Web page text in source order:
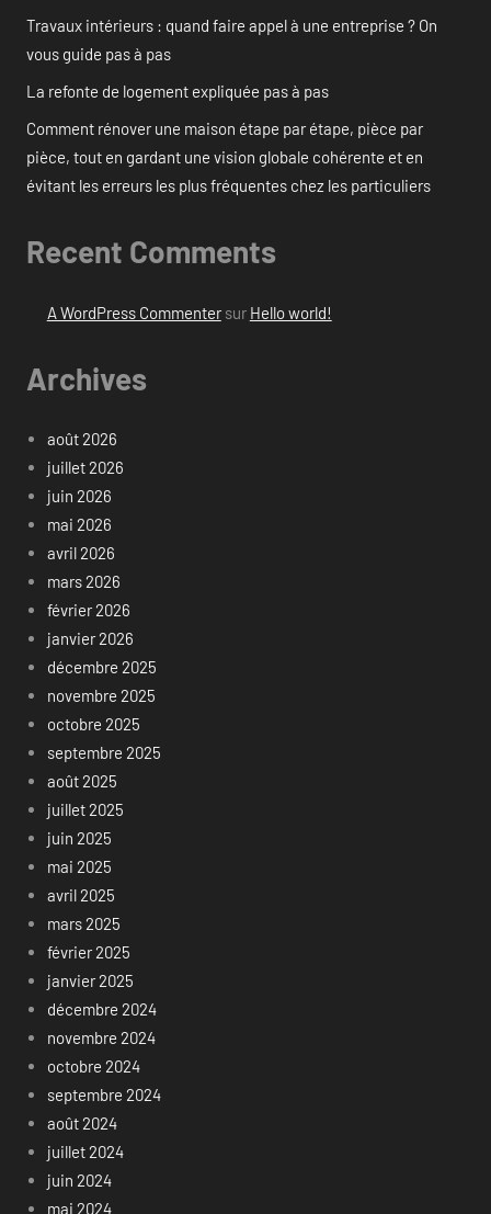
Travaux intérieurs : quand faire appel à une entreprise ? On
vous guide pas à pas
La refonte de logement expliquée pas à pas
Comment rénover une maison étape par étape, pièce par
pièce, tout en gardant une vision globale cohérente et en
évitant les erreurs les plus fréquentes chez les particuliers
Recent Comments
A WordPress Commentersur Hello world!
Archives
août 2026
juillet 2026
juin 2026
mai 2026
avril 2026
mars 2026
février 2026
janvier 2026
décembre 2025
novembre 2025
octobre 2025
septembre 2025
août 2025
juillet 2025
juin 2025
mai 2025
avril 2025
mars 2025
février 2025
janvier 2025
décembre 2024
novembre 2024
octobre 2024
septembre 2024
août 2024
juillet 2024
juin 2024
mai 2024